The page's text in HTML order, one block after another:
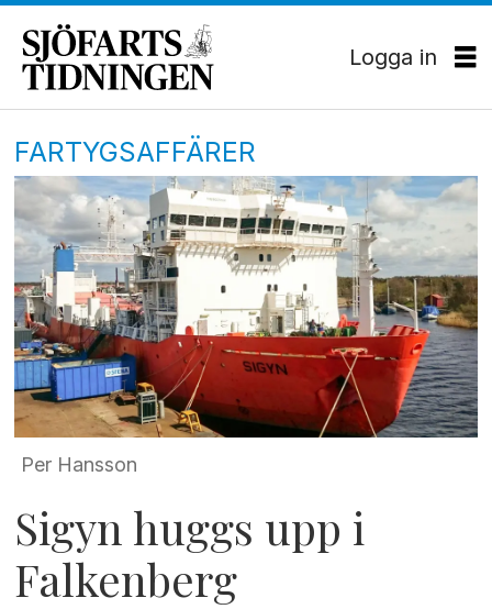
Logga in
FARTYGSAFFÄRER
Per Hansson
Sigyn huggs upp i
Falkenberg